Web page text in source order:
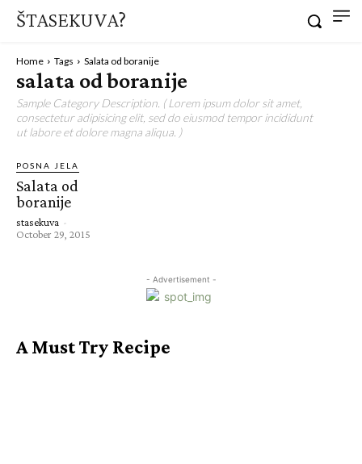
ŠTASEKUVA?
Home Tags Salata od boranije
salata od boranije
Sample Category Description. ( Lorem ipsum dolor sit amet,
consectetur adipisicing elit, sed do eiusmod tempor incididunt
ut labore et dolore magna aliqua. )
POSNA JELA
Salata od
boranije
stasekuva -
October 29, 2015
- Advertisement -
A Must Try Recipe